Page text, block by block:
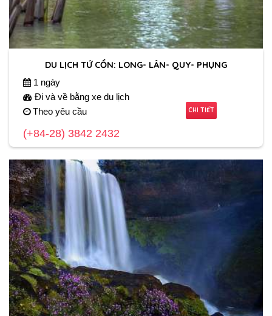
DU LỊCH TỨ CỒN: LONG- LÂN- QUY- PHỤNG
1 ngày
Đi và về bằng xe du lịch
Theo yêu cầu
(+84-28) 3842 2432
CHI TIẾT